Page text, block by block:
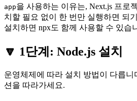
app을 사용하는 이유는, Next.js 프로
치할 필요 없이 한 번만 실행하면 되
설치하면 npx도 함께 사용할 수 있습
🔽 1단계: Node.js 설치
운영체제에 따라 설치 방법이 다릅니
션을 따라가세요.